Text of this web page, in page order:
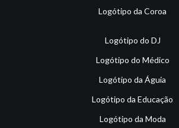
Logótipo da Coroa
Logótipo do DJ
Logótipo do Médico
Logótipo da Águia
Logótipo da Educação
Logótipo da Moda